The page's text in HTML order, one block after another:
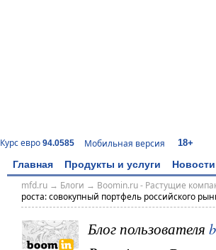
Курс евро 94.0585 Мобильная версия 18+
Главная Продукты и услуги Новости
mfd.ru→ Блоги → Boomin.ru - Растущие
роста: совокупный портфель российского
Блог пользователя